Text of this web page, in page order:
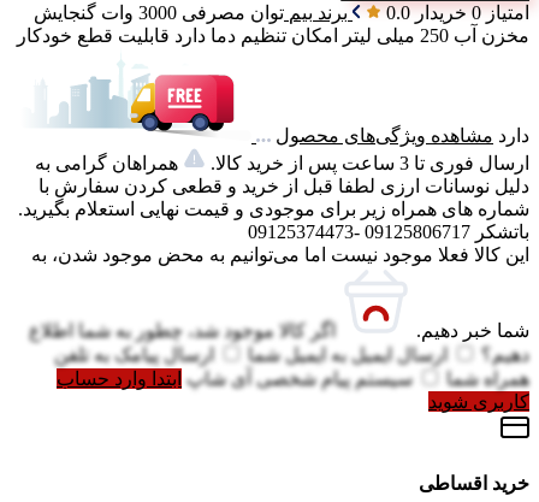
امتیاز 0 خریدار 0.0 برند بیم توان مصرفی 3000 وات
گنجایش
مخزن آب 250 میلی لیتر امکان تنظیم دما دارد قابلیت قطع خودکار
دارد مشاهده ویژگی‌های محصول
ارسال فوری تا 3 ساعت پس از خرید کالا.
همراهان گرامی به
دلیل نوسانات ارزی لطفا قبل از خرید و قطعی کردن سفارش با
شماره های همراه زیر برای موجودی و قیمت نهایی استعلام بگیرید.
باتشکر 09125806717 -09125374473
این کالا فعلا موجود نیست اما می‌توانیم به محض موجود شدن، به
شما خبر دهیم.
اگر کالا موجود شد، چطور به شما اطلاع
دهیم؟
ارسال ایمیل به ایمیل شما ارسال پیامک به تلفن
همراه شما
سیستم پیام شخصی آی شاپ ابتدا وارد حساب
کاربری شوید
خرید اقساطی